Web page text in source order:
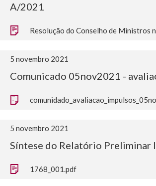
A/2021
Resolução do Conselho de Ministros
5 novembro 2021
Comunicado 05nov2021 -
5 novembro 2021
Síntese do Relatório Preliminar
1768_001.pdf